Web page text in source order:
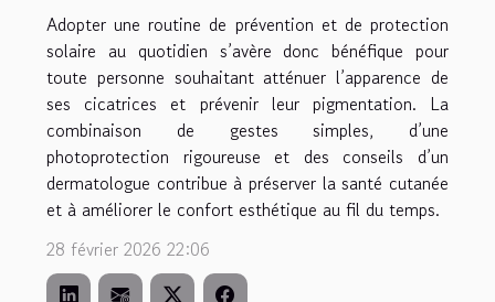
Adopter une routine de prévention et de protection
solaire au quotidien s’avère donc bénéfique pour
toute personne souhaitant atténuer l’apparence de
ses cicatrices et prévenir leur pigmentation. La
combinaison de gestes simples, d’une
photoprotection rigoureuse et des conseils d’un
dermatologue contribue à préserver la santé cutanée
et à améliorer le confort esthétique au fil du temps.
28 février 2026 22:06